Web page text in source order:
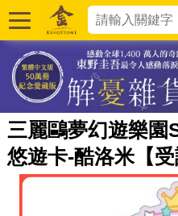
三麗鷗夢幻遊樂
悠遊卡-酷洛米【受